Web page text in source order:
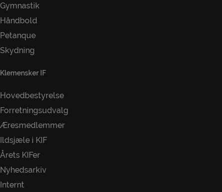
Gymnastik
Håndbold
Petanque
Skydning
Klemensker IF
Hovedbestyrelse
Forretningsudvalg
Æresmedlemmer
Ildsjæle i KIF
Årets KIFer
Nyhedsarkiv
Internt